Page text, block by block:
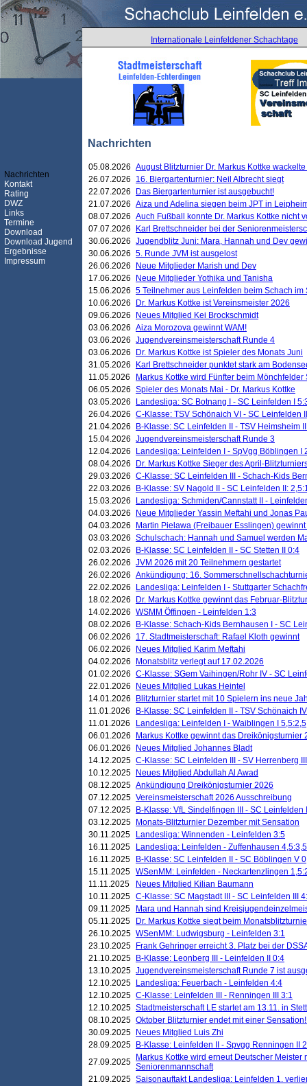
Internationale Leinfeldener Schachtage
Nachrichten
Nachrichten
Kontakt
Rating
DWZ
Links
Termine
Download
Download Jugend
Ergebnisse
Impressum
05.08.2026 August Blitzturnier Dr. Markus Kottke
26.07.2026
16. Biergartenturnier: Neil Albrecht siegt
22.07.2026
Das Biergartenturnier ist ausgebucht!
21.07.2026 Aiza und Adelina siegen beim JPT in
08.07.2026 Auch Fußball konnte Dr. Markus Kottke nicht
07.07.2026
Karl Brettschneider bei der
30.06.2026 Jugendblitz Juni: Mara, Hannah und Dev
30.06.2026 5. Runde JVM ist ausgelost
26.06.2026
Neue Mitglieder Marish und Dev
17.06.2026
Neue Mitglieder Yothika und Tanisha
15.06.2026 5 Teilnehmer aus Leinfelden beim Schach
10.06.2026
Dr. Markus Kottke ist Vereinsmeister 2026
09.06.2026
Neues Mitglied Kei Brockschmidt
03.06.2026 Aiza Morozova gewinnt WAM!
03.06.2026 Jugendvereinsmeisterschaft Runde 4
03.06.2026
Dr. Markus Kottke ist Spieler des Monats Juni
31.05.2026
Karl Brettschneider punktet stark am
11.05.2026
Markus Kottke wird Fünfter beim
06.05.2026 Spieler des Monats Mai - Dr. Markus Kottke
03.05.2026
Landesliga: SC Botnang I - SC Leinfelden I
26.04.2026 C-Klasse: TSV Schönaich VI - SC Leinfelden
21.04.2026
B-Klasse: SC Leinfelden II - TSV Heimsheim
15.04.2026 Jugendvereinsmeisterschaft Runde 3
12.04.2026
Landesliga: Leinfelden I - SpVgg Böblingen I
08.04.2026
Dr. Markus Kottke Sieger des April-
29.03.2026 C-Klasse: SC Leinfelden III - Schach-Kids
22.03.2026
B-Klasse: SV Nagold II - SC Leinfelden II:
15.03.2026
Landesliga: Schmiden/Cannstatt II -
04.03.2026
Neue Mitglieder Yassin Meftahi und Jonas
04.03.2026
Martin Pielawa (Freibauer Esslingen)
03.03.2026 Schulschach: Hannah und Samuel werden
02.03.2026
B-Klasse: SC Leinfelden II - SC Stetten II 0:4
26.02.2026 JVM 2026 mit 20 Teilnehmern gestartet
26.02.2026 Ankündigung: 16.
22.02.2026
Landesliga: Leinfelden I - Stuttgarter
18.02.2026
Dr. Markus Kottke gewinnt das Februar-
14.02.2026 WSMM Öffingen - Leinfelden 1:3
08.02.2026
B-Klasse: Schach-Kids Bernhausen I - SC
06.02.2026
17. Stadtmeisterschaft: Rafael Kloth gewinnt
06.02.2026
Neues Mitglied Karim Meftahi
04.02.2026
Monatsblitz verlegt auf 17.02.2026
01.02.2026 C-Klasse: SGem Vaihingen/Rohr IV - SC
22.01.2026
Neues Mitglied Lukas Heintel
14.01.2026
Blitzturnier startet mit 10 Spielern ins neue
11.01.2026
B-Klasse: SC Leinfelden II - TSV Schönaich
11.01.2026
Landesliga: Leinfelden I - Waiblingen I 5,5:2,5
06.01.2026
Markus Kottke gewinnt das Dreikönigsturnier
06.01.2026
Neues Mitglied Johannes Bladt
14.12.2025 C-Klasse: SC Leinfelden III - SV Herrenberg
10.12.2025
Neues Mitglied Abdullah Al Awad
08.12.2025 Ankündigung Dreikönigsturnier 2026
07.12.2025 Vereinsmeisterschaft 2026 Ausschreibung
07.12.2025
B-Klasse: VfL Sindelfingen III - SC Leinfelden
03.12.2025
Monats-Blitzturnier Dezember mit Sensation
30.11.2025
Landesliga: Winnenden - Leinfelden 3:5
16.11.2025
Landesliga: Leinfelden - Zuffenhausen 4,5:3,5
16.11.2025
B-Klasse: SC Leinfelden II - SC Böblingen V
15.11.2025 WSenMM: Leinfelden - Neckartenzlingen
11.11.2025
Neues Mitglied Kilian Baumann
10.11.2025 C-Klasse: SC Magstadt III - SC Leinfelden III
09.11.2025
Mara und Hannah sind
05.11.2025
Dr. Markus Kottke siegt beim
26.10.2025 WSenMM: Ludwigsburg - Leinfelden 3:1
23.10.2025
Frank Gehringer erreicht 3. Platz bei der
21.10.2025
B-Klasse: Leonberg III - Leinfelden II 0:4
13.10.2025 Jugendvereinsmeisterschaft Runde 7 ist
12.10.2025
Landesliga: Feuerbach - Leinfelden 4:4
12.10.2025 C-Klasse: Leinfelden III - Renningen III 3:1
12.10.2025 Stadtmeisterschaft LE startet am 13.11. in
08.10.2025 Oktober Blitzturnier endet mit einer
30.09.2025
Neues Mitglied Luis Zhi
28.09.2025
B-Klasse: Leinfelden II - Spvgg Renningen II
27.09.2025
Markus Kottke wird erneut Deutscher Meister
Seniorenmannschaft
21.09.2025 Saisonauftakt Landesliga: Leinfelden 1.